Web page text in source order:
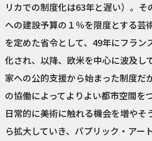
リカでの制度化は63年と遅い）。そ
への建設予算の１％を限度とする芸
を定めた省令として、49年にフラン
化され、以降、欧米を中心に波及し
家への公的支援から始まった制度だ
の協働によってよりよい都市空間を
日常的に美術に触れる機会を増やそ
ら拡大していき、パプリック・アー